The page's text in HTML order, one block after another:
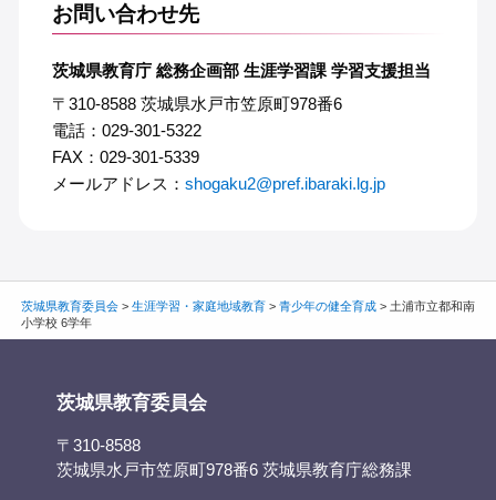
お問い合わせ先
茨城県教育庁 総務企画部 生涯学習課 学習支援担当
〒310-8588 茨城県水戸市笠原町978番6
電話：029-301-5322
FAX：029-301-5339
メールアドレス： shogaku2@pref.ibaraki.lg.jp
茨城県教育委員会> 生涯学習・家庭地域教育> 青少年の健全育成> 土浦市立都和南
小学校 6学年
茨城県教育委員会
〒310-8588
茨城県水戸市笠原町978番6 茨城県教育庁総務課